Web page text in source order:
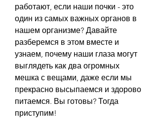
работают, если наши почки - это
один из самых важных органов в
нашем организме? Давайте
разберемся в этом вместе и
узнаем, почему наши глаза могут
выглядеть как два огромных
мешка с вещами, даже если мы
прекрасно высыпаемся и здорово
питаемся. Вы готовы? Тогда
приступим!